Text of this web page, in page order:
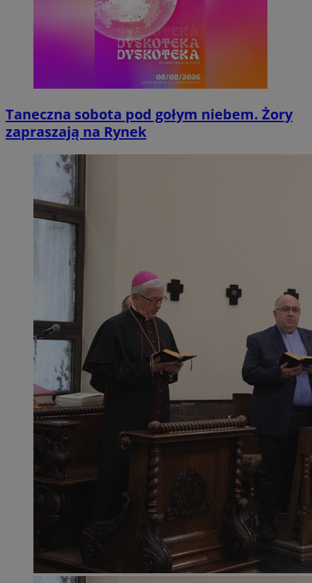
Taneczna sobota pod gołym niebem. Żory
zapraszają na Rynek